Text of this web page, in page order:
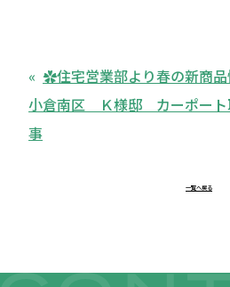
工事
✿住宅営業部より春の新商
小倉南区 Ｋ様邸 カーポート
事
一覧へ戻る